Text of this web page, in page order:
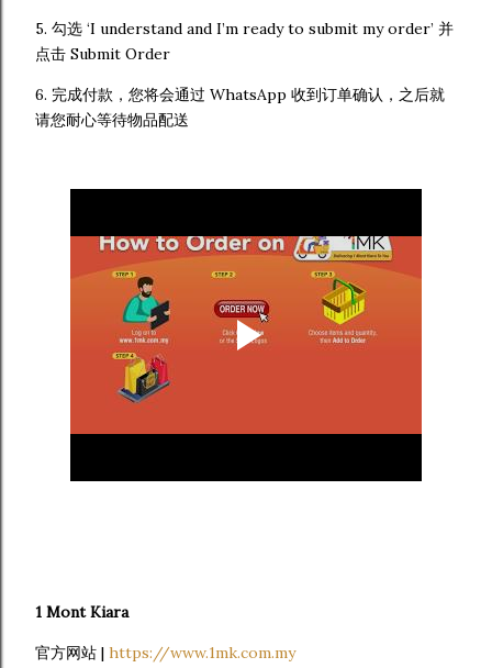
5. 勾选 ‘I understand and I’m ready to submit my order’ 并
点击 Submit Order
6. 完成付款，您将会通过 WhatsApp 收到订单确认，之后就
请您耐心等待物品配送
1 Mont Kiara
官方网站 | https://www.1mk.com.my